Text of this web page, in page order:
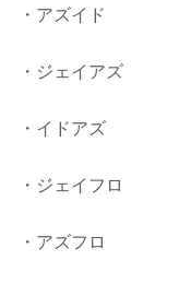
・アズイド
・ジェイアズ
・イドアズ
・ジェイフロ
・アズフロ